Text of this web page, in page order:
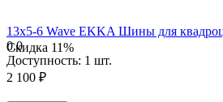
Скидка 11%
13х5-6 Wave EKKA Шины для
0.0
Доступность: 1 шт.
2 100 ₽